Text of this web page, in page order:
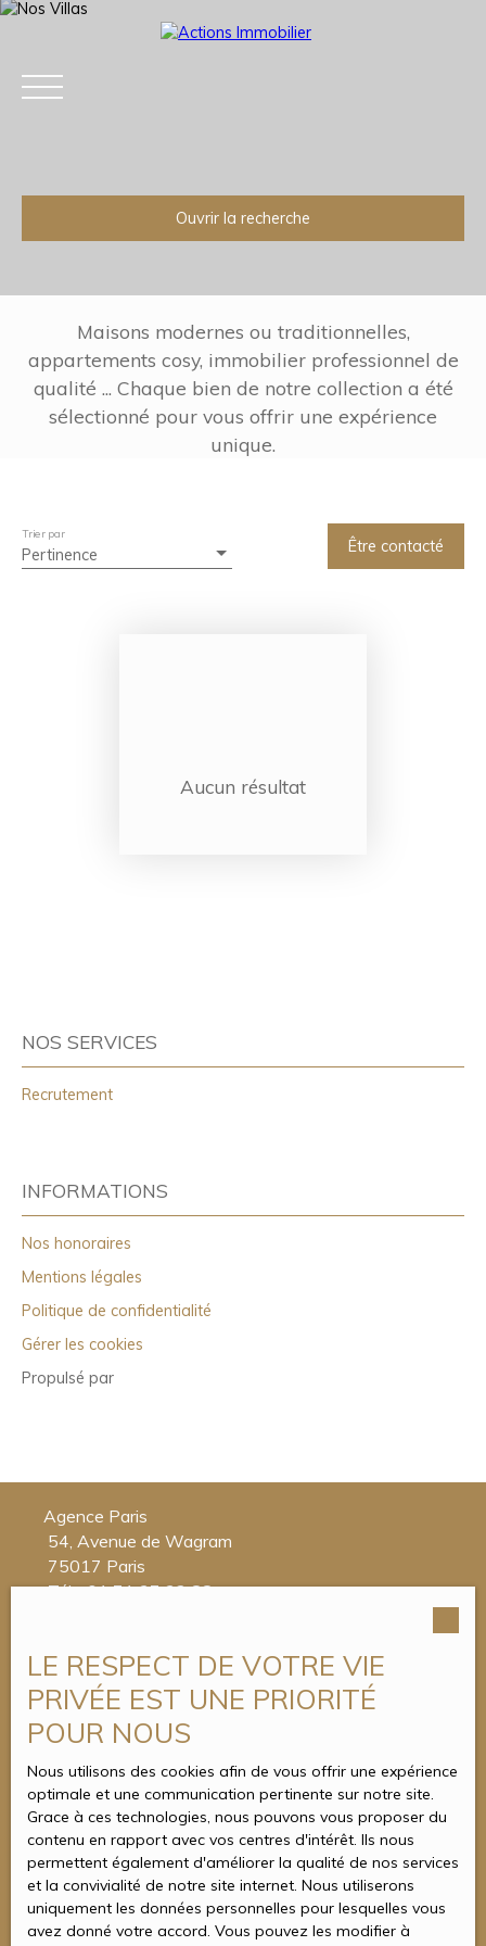
Accueil Acheter Louer Estimation
Ouvrir la recherche
Appartement
Eaubonne (95600)
Localisation
Loyer max (€/mois)
Maisons modernes ou traditionnelles,
appartements cosy, immobilier professionnel de
qualité ... Chaque bien de notre collection a été
sélectionné pour vous offrir une expérience
unique.
Pertinence
Trier par
Être contacté
Aucun résultat
NOS SERVICES
Recrutement
INFORMATIONS
Nos honoraires
Mentions légales
Politique de confidentialité
Gérer les cookies
Propulsé par
Agence Paris
54, Avenue de Wagram
75017 Paris
Tél. : 01 71 37 32 88
4, Place du Maréchal Foch
95880 Enghien-les-Bains
Tél. : 01 34 05 00 50
LE RESPECT DE VOTRE VIE
PRIVÉE EST UNE PRIORITÉ
POUR NOUS
Nous utilisons des cookies afin de vous offrir une expérience
optimale et une communication pertinente sur notre site.
Grace à ces technologies, nous pouvons vous proposer du
contenu en rapport avec vos centres d'intérêt. Ils nous
permettent également d'améliorer la qualité de nos services
et la convivialité de notre site internet. Nous utiliserons
uniquement les données personnelles pour lesquelles vous
avez donné votre accord. Vous pouvez les modifier à